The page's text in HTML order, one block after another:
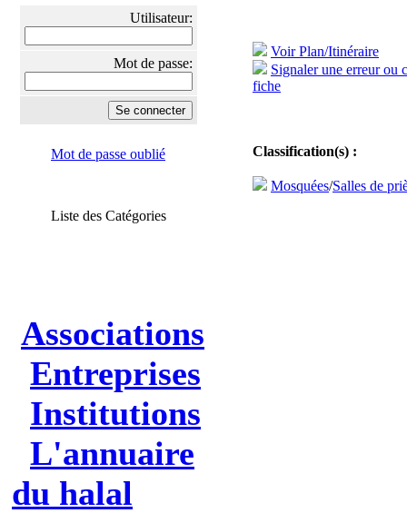
Utilisateur:
Mot de passe:
Mot de passe oublié
Liste des Catégories
Associations
Entreprises
Institutions
L'annuaire
du halal
Voir Plan/Itinéraire
Signaler une erreur ou
fiche
Classification(s) :
Mosquées/Salles de